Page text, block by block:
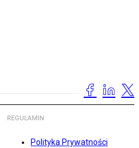
REGULAMIN
Polityka Prywatności